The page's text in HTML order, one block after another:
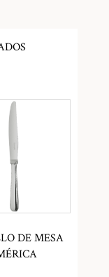
DE MESA